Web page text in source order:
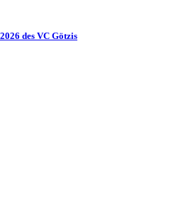
des VC Götzis